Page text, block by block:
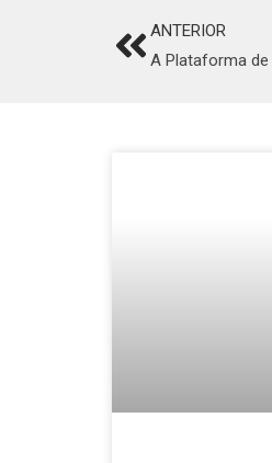
PrevANTERIOR
A Plataforma